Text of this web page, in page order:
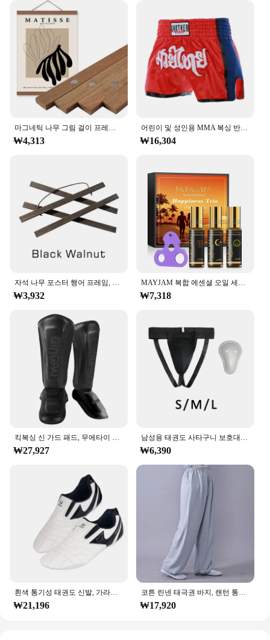
마그네틱 나무 그림 걸이 프레임, 사진 포스터 벽 아트 캔버스 인쇄 그림 티크 소나무 나무 거실 홈 장식, 1 개
₩4,313
어린이 및 성인용 MMA 복싱 반바지, 무에타이 및 태권도 훈련용 무술 의류, 자수
₩16,304
자석 나무 포스터 행어 프레임, 벽 아트 캔버스 인쇄 페인팅, 티크 소나무 목재, 거실 홈 데코, 5 가지 색상 사진, 1PC
₩3,932
MAYJAM 복합 에센셜 오일 세트, 쉬운 수면 스트레스 해소, 모기 구충제 아로마 향기 오일 롤, 병 위에 3 개
₩7,318
킥복싱 신 가드 패드, 무에타이 무술 산다 우슈 다리 보호대, 태권도 발목 가드
₩27,927
남성용 태권도 사타구니 보호대 훈련 장비, 무에타이 무술 산다 킥복싱 운동용 휴대용 가랑이 보호
₩6,390
흰색 통기성 태권도 신발, 가라테 쿵푸 레슬링 무술 신발, 성인 어린이 미끄럼 방지 소프트 옥스포드 밑창 스니커즈
₩21,196
코튼 린넨 태극권 바지, 랜턴 통기성, 남성 무술 바지, 요가, 태권도 복싱, 가라테, 제트, 쿤도 바지
₩17,920